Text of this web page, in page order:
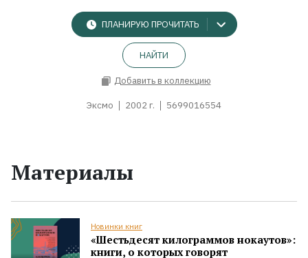
ПЛАНИРУЮ ПРОЧИТАТЬ
НАЙТИ
Добавить в коллекцию
Эксмо 2002 г. 5699016554
Материалы
Новинки книг
«Шестьдесят килограммов нокаутов»:
книги, о которых говорят